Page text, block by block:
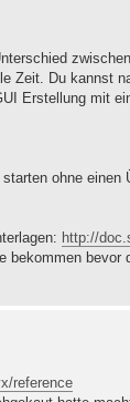
Zeit. Du kannst
Erstellung mit
ohne einen
http://
bekommen
reference